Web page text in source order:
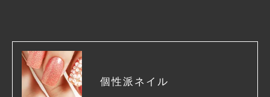
個性派ネイル